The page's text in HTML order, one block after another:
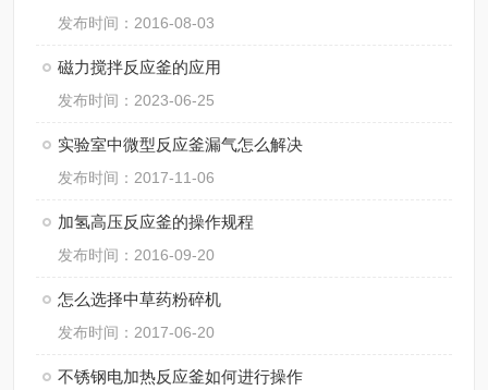
发布时间：2016-08-03
磁力搅拌反应釜的应用
发布时间：2023-06-25
实验室中微型反应釜漏气怎么解决
发布时间：2017-11-06
加氢高压反应釜的操作规程
发布时间：2016-09-20
怎么选择中草药粉碎机
发布时间：2017-06-20
不锈钢电加热反应釜如何进行操作